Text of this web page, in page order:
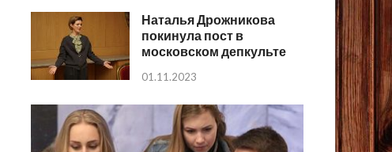
Наталья Дрожникова
покинула пост в
московском депкульте
01.11.2023